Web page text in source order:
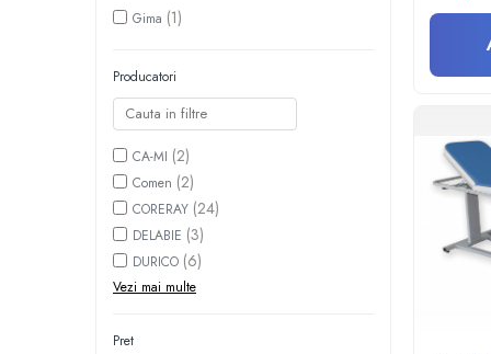
Statii gaze medicinale
Prize gaze medicinale
Regulatoare presiune gaze medicinale
Butelii gaze medicale
Carucioare butelii gaze
Conectori gaze medicinale
Componente statii gaze
Panouri control si alarmare
Gima (1)
Producatori
CA-MI (2)
Comen (2)
CORERAY (24)
DELABIE (3)
DURICO (6)
Vezi mai multe
Pret